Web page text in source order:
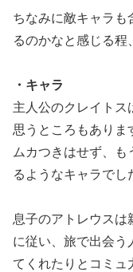
ちなみに敵キャラも
るのかなと感じる程
・キャラ
主人公のクレイトス
思うところもありま
ムカつきはせず、
るようなキャラでし
息子のアトレウスは
に従い、旅で出会う
てくれたりとコミュ